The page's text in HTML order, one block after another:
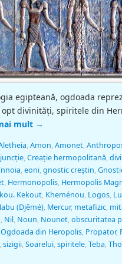
egipteană, ogdoada
divinități, spiritele din
mult →
,Amon,Amonet,
,Creație hermopolitană,
,eoni,gnostic creștin,
, Hermonopolis, Hermopolis
Kekout, Kheménou, Logos,
(Djêmé), Mercur, metafizic,
, Nil, Noun, Nounet,obscuritatea
Ogdoada din Heropolis, Propator,
,sizigii,Soarelui,spiritele,Teba,